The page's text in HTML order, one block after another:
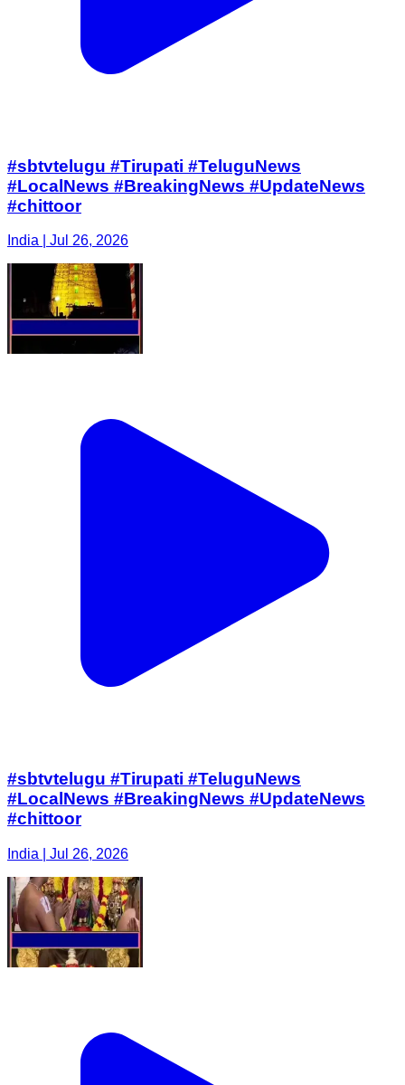
#sbtvtelugu #Tirupati #TeluguNews
#LocalNews #BreakingNews #UpdateNews
#chittoor
India | Jul 26, 2026
#sbtvtelugu #Tirupati #TeluguNews
#LocalNews #BreakingNews #UpdateNews
#chittoor
India | Jul 26, 2026